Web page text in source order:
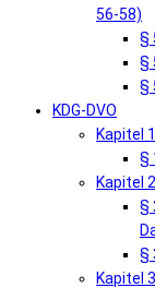
56-58)
§
§
§
KDG-DVO
Kapitel
§
Kapitel
§
§
Kapitel